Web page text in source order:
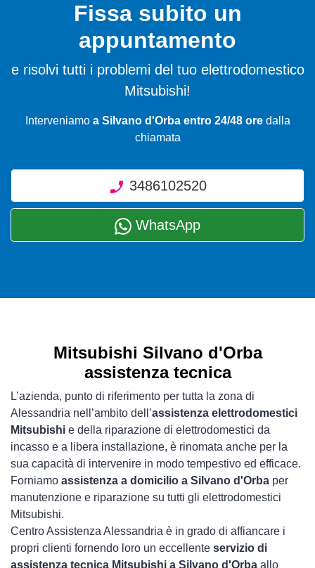
Fissa subito un
appuntamento
e risolvi tutti i problemi del tuo elettrodomestico
Mitsubishi!
Interveniamo a Silvano d'Orba entro 24/48 oredalla
chiamata
3486102520
WhatsApp
Mitsubishi Silvano d'Orba
assistenza tecnica
L’azienda, punto di riferimento per tutta la zona di
Alessandria nell’ambito dell’assistenza elettrodomestici
Mitsubishi e della riparazione di elettrodomestici da
incasso e a libera installazione, è rinomata anche per la
sua capacità di intervenire in modo tempestivo ed efficace.
Forniamo assistenza a domicilio a Silvano d'Orba per
manutenzione e riparazione su tutti gli elettrodomestici
Mitsubishi.
Centro Assistenza Alessandria è in grado di affiancare i
propri clienti fornendo loro un eccellente servizio di
assistenza tecnica Mitsubishi a Silvano d'Orba allo